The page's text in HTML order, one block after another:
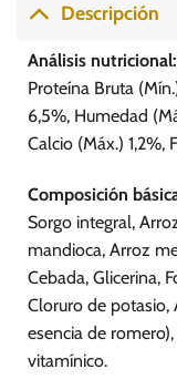
Descripción
Análisis nutricional:
Proteína Bruta
6,5%, Humedad
Calcio (Máx.) 1,2%,
Composición
Sorgo integral,
mandioca, Arroz
Cebada, Glicerina,
Cloruro de
esencia de
vitamínico.